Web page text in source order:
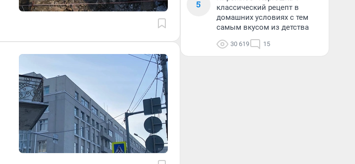
5
классический рецепт в
домашних условиях с тем
самым вкусом из детства
30 619 15